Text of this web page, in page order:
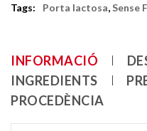
Tags:
Porta lactosa,Sense
INFORMACIÓ
INGREDIENTS
PROCEDÈNCIA